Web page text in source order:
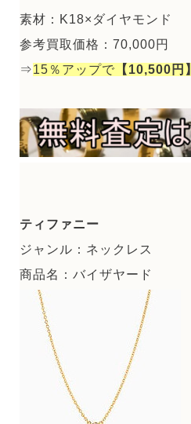
素材：K18×ダイヤモンド
参考買取価格：70,000円
⇒15％アップで 【10,500円】
ティファニー
ジャンル：ネックレス
商品名：バイザヤード